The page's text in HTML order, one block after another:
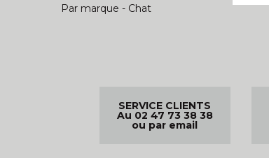
Par marque - Chat
SERVICE CLIENTS
Au 02 47 73 38 38
ou par email